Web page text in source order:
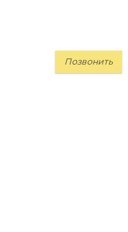
Позвонить